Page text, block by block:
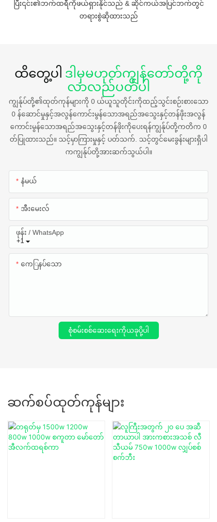
ပြီး၎င်း၏ဘက်ထရီကိုဖယ်ရှားနိုင်သည် & ဆိုင်ကယ်အပြင်ဘက်တွင်
တရားစွဲဆိုထားသည်
ထိတွေ့ပါ ဒါမှမဟုတ်ကျွန်တော်တို့ကို
လာလည်ပတ်ပါ
ကျွန်ုပ်တို့၏ထုတ်ကုန်များကို 0 ယ်ယူသူတိုင်းကိုထည့်သွင်းစဉ်းစားသော
0 န်ဆောင်မှုနှင့်အလွန်ကောင်းမွန်သောအရည်အသွေးနှင့်တန်ဖိုးအလွန်
ကောင်းမွန်သောအရည်အသွေးနှင့်တန်ဖိုးကိုပေးရန်ကျွန်ုပ်တို့ကတိက 0
တ်ပြုထားသည်။ သင့်မှာကြားမှုနှင့် ပတ်သက်. သင့်တွင်မေးခွန်းများရှိပါ
ကကျွန်ုပ်တို့အားဆက်သွယ်ပါ။
နံမယ်
အီးမေးလ်
+1
ဖုန်း / WhatsApp
ကေြနပ်သော
စုံစမ်းစစ်ဆေးရေးကိုယခုပို့ပါ
ဆက်စပ်ထုတ်ကုန်များ